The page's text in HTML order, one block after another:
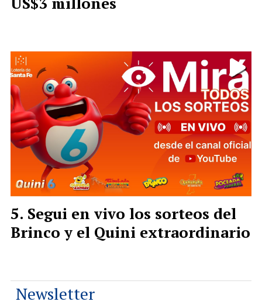
Segui en vivo los sorteos del
Brinco y el Quini extraordinario
Newsletter